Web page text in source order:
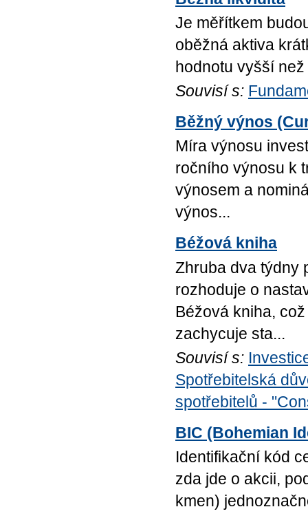
Je měřítkem
oběžná aktiva
hodnotu vyšší než
Souvisí s:
Běžný výnos
Míra výnosu
ročního výnosu k
výnosem a
výnos...
Béžová kniha
Zhruba dva týdny
rozhoduje o
Béžová kniha,
zachycuje sta...
Souvisí s:
Spotřebitelská
spotřebitelů -
BIC (Bohemian
Identifikační kód
zda jde o akcii,
kmen)